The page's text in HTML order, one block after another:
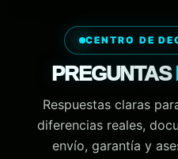
CENTRO DE
PREGUNTAS
Respuestas claras
diferencias reales,
envío, garantía y